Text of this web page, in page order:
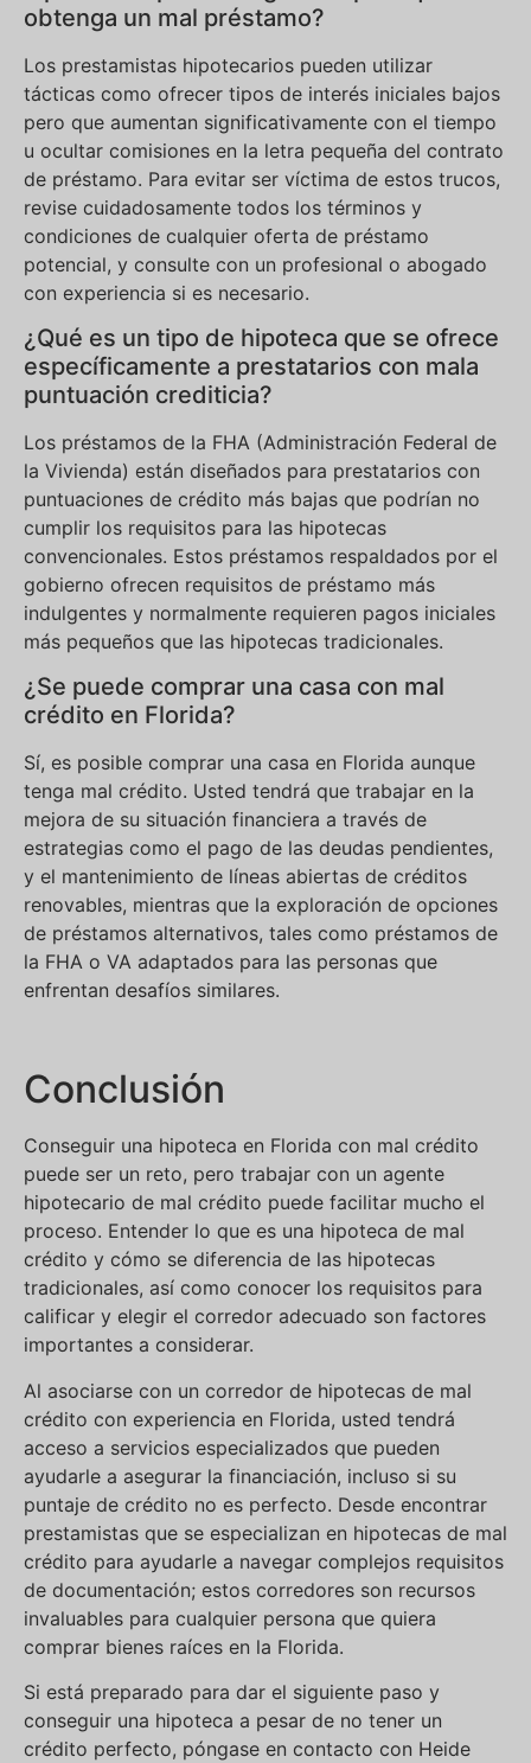
obtenga un mal préstamo?
Los prestamistas hipotecarios pueden utilizar
tácticas como ofrecer tipos de interés iniciales bajos
pero que aumentan significativamente con el tiempo
u ocultar comisiones en la letra pequeña del contrato
de préstamo. Para evitar ser víctima de estos trucos,
revise cuidadosamente todos los términos y
condiciones de cualquier oferta de préstamo
potencial, y consulte con un profesional o abogado
con experiencia si es necesario.
¿Qué es un tipo de hipoteca que se ofrece
específicamente a prestatarios con mala
puntuación crediticia?
Los préstamos de la FHA (Administración Federal de
la Vivienda) están diseñados para prestatarios con
puntuaciones de crédito más bajas que podrían no
cumplir los requisitos para las hipotecas
convencionales. Estos préstamos respaldados por el
gobierno ofrecen requisitos de préstamo más
indulgentes y normalmente requieren pagos iniciales
más pequeños que las hipotecas tradicionales.
¿Se puede comprar una casa con mal
crédito en Florida?
Sí, es posible comprar una casa en Florida aunque
tenga mal crédito. Usted tendrá que trabajar en la
mejora de su situación financiera a través de
estrategias como el pago de las deudas pendientes,
y el mantenimiento de líneas abiertas de créditos
renovables, mientras que la exploración de opciones
de préstamos alternativos, tales como préstamos de
la FHA o VA adaptados para las personas que
enfrentan desafíos similares.
Conclusión
Conseguir una hipoteca en Florida con mal crédito
puede ser un reto, pero trabajar con un agente
hipotecario de mal crédito puede facilitar mucho el
proceso. Entender lo que es una hipoteca de mal
crédito y cómo se diferencia de las hipotecas
tradicionales, así como conocer los requisitos para
calificar y elegir el corredor adecuado son factores
importantes a considerar.
Al asociarse con un corredor de hipotecas de mal
crédito con experiencia en Florida, usted tendrá
acceso a servicios especializados que pueden
ayudarle a asegurar la financiación, incluso si su
puntaje de crédito no es perfecto. Desde encontrar
prestamistas que se especializan en hipotecas de mal
crédito para ayudarle a navegar complejos requisitos
de documentación; estos corredores son recursos
invaluables para cualquier persona que quiera
comprar bienes raíces en la Florida.
Si está preparado para dar el siguiente paso y
conseguir una hipoteca a pesar de no tener un
crédito perfecto, póngase en contacto con Heide